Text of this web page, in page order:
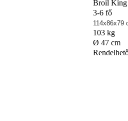
Broil King
3-6 fő
114x86x79
103 kg
Ø 47 cm